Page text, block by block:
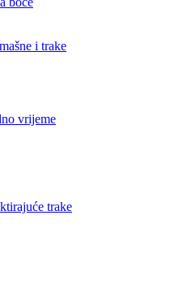
i trake
vrijeme
trake